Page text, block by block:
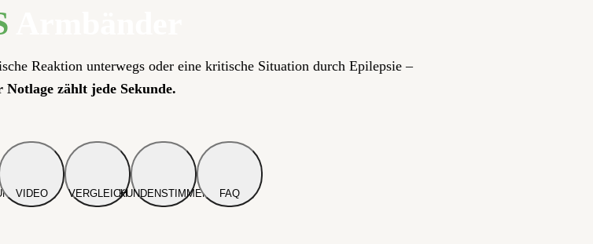
Reaktion unterwegs oder eine kritische Situation durch Epilepsie –
Notlage zählt jede Sekunde.
VIDEO VERGLEICHKUNDENSTIMMEN FAQ